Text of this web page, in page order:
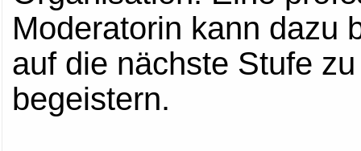
Moderatorin kann dazu
auf die nächste Stufe
begeistern.